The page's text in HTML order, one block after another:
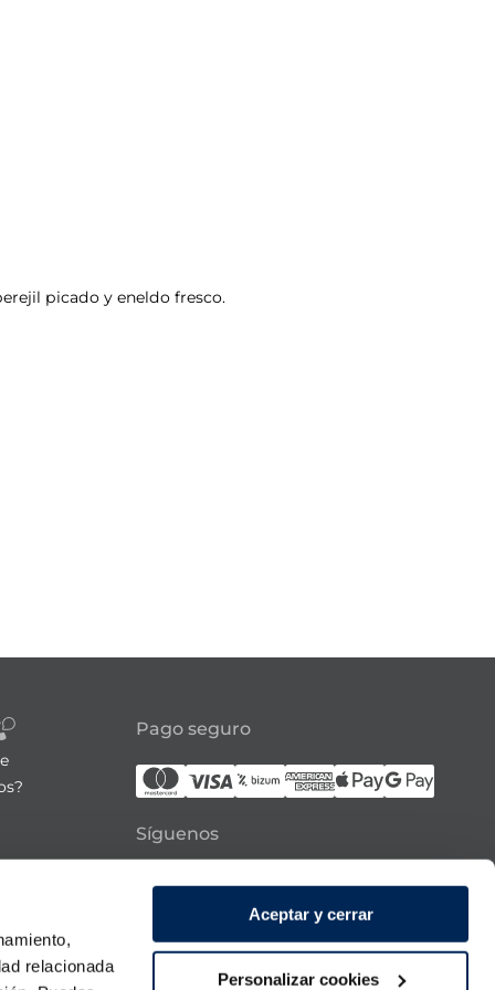
relacionada
Aceptar y cerrar
Personalizar cookies
picado y eneldo fresco.
Pago seguro
Síguenos